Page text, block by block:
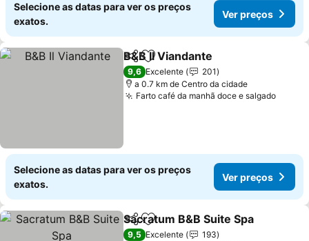
Selecione as datas para ver os preços
exatos.
Ver preços
PartilharAdicionar aos favoritos
B&B Il Viandante
9,6 Excelente
201
a 0.7 km de Centro da cidade
Farto café da manhã doce e salgado
Selecione as datas para ver os preços
exatos.
Ver preços
PartilharAdicionar aos favoritos
Sacratum B&B Suite Spa
9,5 Excelente
193